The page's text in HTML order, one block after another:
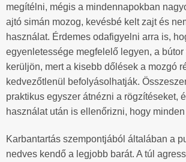
megítélni, mégis a mindennapokban
ajtó simán mozog, kevésbé kelt zajt és
használat. Érdemes odafigyelni arra is,
egyenletessége megfelelő legyen, a
kerüljön, mert a kisebb dőlések a mozgó
kedvezőtlenül befolyásolhatják.
praktikus egyszer átnézni a rögzítéseket,
használat után is ellenőrizni, hogy
Karbantartás szempontjából általában a
nedves kendő a legjobb barát. A túl